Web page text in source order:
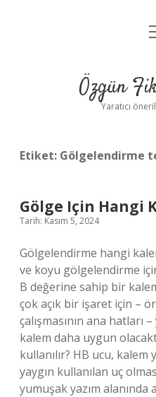
Gizlilik
Özgün
Yaratıcı
Etiket: Gölgelendirme
Gölge Için Hangi
Tarih: Kasım 5, 2024
Gölgelendirme hangi
ve koyu gölgelendirme
B değerine sahip bir
çok açık bir işaret için –
çalışmasının ana hatları
kalem daha uygun
kullanılır? HB ucu, kalem
yaygın kullanılan uç
yumuşak yazım